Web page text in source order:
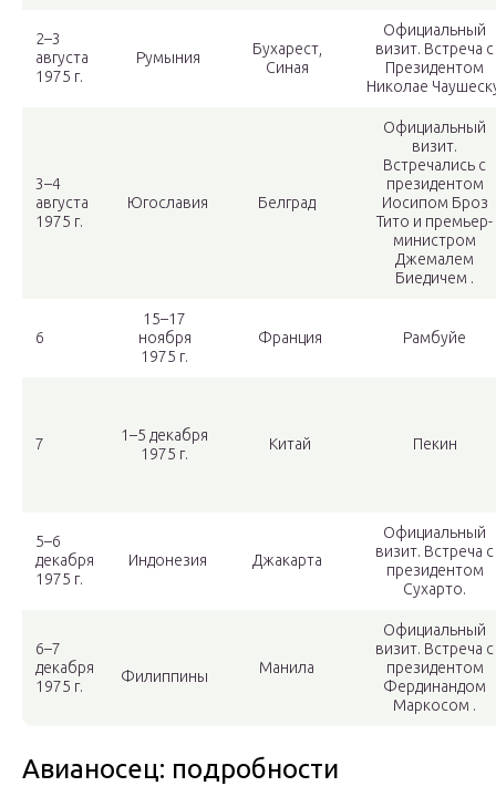
2–3
августа
1975 г.
Румыния
Бухарест,
Синая
Официальный
визит. Встреча с
Президентом
Николае
3–4
августа
1975 г.
Югославия Белград
Официальный
визит.
Встречались с
президентом
Иосипом Броз
Тито и премьер-
министром
Джемалем
Биедичем .
6
15–17
ноября
1975 г.
Франция Рамбуйе
7
1–5 декабря
1975 г.
Китай Пекин
5–6
декабря
1975 г.
Индонезия Джакарта
Официальный
визит. Встреча с
президентом
Сухарто.
6–7
декабря
1975 г.
Филиппины Манила
Официальный
визит. Встреча с
президентом
Фердинандом
Маркосом .
Авианосец: подробности